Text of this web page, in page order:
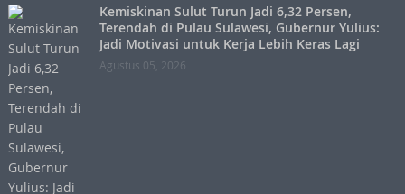
Kemiskinan Sulut Turun Jadi 6,32 Persen,
Terendah di Pulau Sulawesi, Gubernur Yulius:
Jadi Motivasi untuk Kerja Lebih Keras Lagi
Agustus 05, 2026